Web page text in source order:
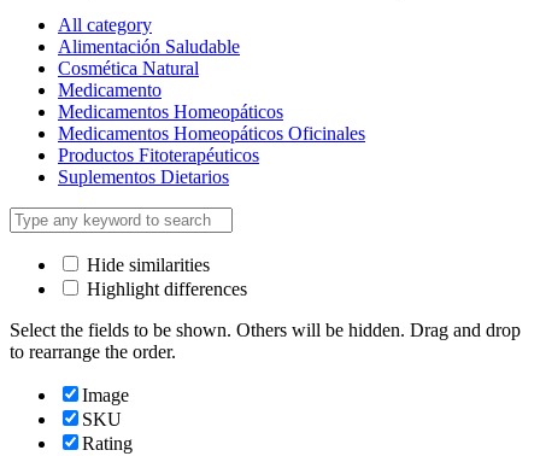
All category
Alimentación Saludable
Cosmética Natural
Medicamento
Medicamentos Homeopáticos
Medicamentos Homeopáticos Oficinales
Productos Fitoterapéuticos
Suplementos Dietarios
Hide similarities
Highlight differences
Select the fields to be shown. Others will be hidden. Drag and drop
to rearrange the order.
Image
SKU
Rating